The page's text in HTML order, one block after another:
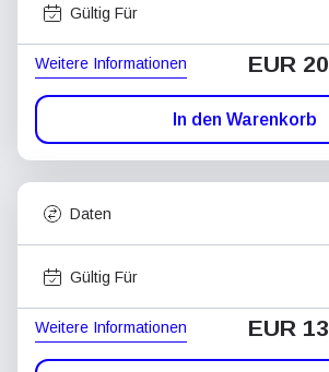
Gültig Für
Weitere Informationen EUR 20
In den Warenkorb
Daten
Gültig Für
Weitere Informationen EUR 13